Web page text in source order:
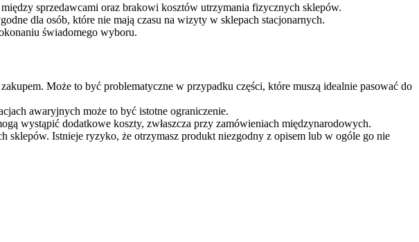
sprzedawcami oraz brakowi kosztów utrzymania fizycznych sklepów.
dla osób, które nie mają czasu na wizyty w sklepach stacjonarnych.
świadomego wyboru.
Może to być problematyczne w przypadku części, które muszą idealnie pasować do
awaryjnych może to być istotne ograniczenie.
wystąpić dodatkowe koszty, zwłaszcza przy zamówieniach międzynarodowych.
Istnieje ryzyko, że otrzymasz produkt niezgodny z opisem lub w ogóle go nie